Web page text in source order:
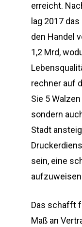
erreicht.
lag 2017
den Handel
1,2 Mrd,
rechner auf
Sie 5
sondern
Stadt
sein, eine
Das schafft
Maß an